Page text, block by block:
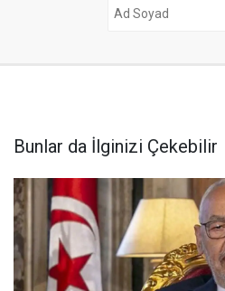
Bunlar da İlginizi Çekebilir